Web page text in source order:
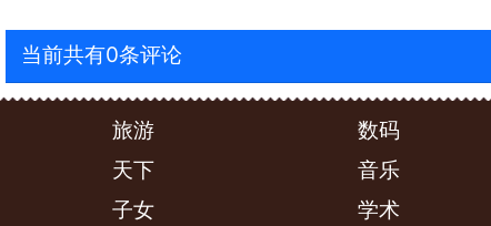
当前共有0条评论
旅游 数码
天下
音乐
子女
学术